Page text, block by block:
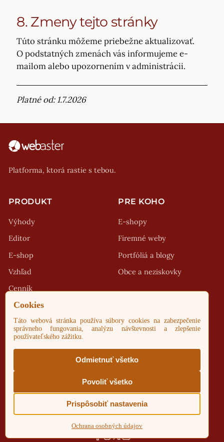
8. Zmeny tejto stránky
Túto stránku môžeme priebežne aktualizovať.
O podstatných zmenách vás informujeme e-
mailom alebo upozornením v administrácii.
Platné od: 1.7.2026
Platforma, ktorá rastie s tebou.
PRODUKT
Výhody
Editor
E-shop
Vzhľad
Cenník
PRE KOHO
E-shopy
Firemné weby
Portfóliá a blogy
Obce a neziskovky
PODPORA
9:00 - 16:00
© 2026 Lavien s.r.o. Všetky práva vyhradené.
Obchodné podmienkyOchrana osobných údajov